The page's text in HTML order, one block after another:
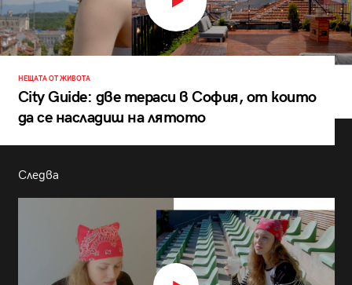
НЕЩАТА ОТ ЖИВОТА
City Guide: две тераси в София, от които
да се насладиш на лятото
Следва